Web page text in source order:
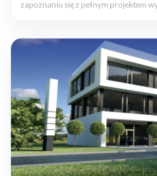
zapoznaniu się z pełnym projektem